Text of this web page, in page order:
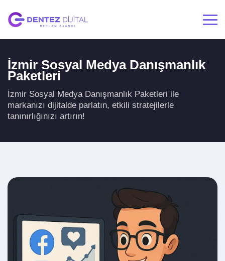
İzmir Sosyal Medya Danışmanlık
Paketleri
İzmir Sosyal Medya Danışmanlık Paketleri ile
markanızı dijitalde parlatın, etkili stratejilerle
tanınırlığınızı artırın!